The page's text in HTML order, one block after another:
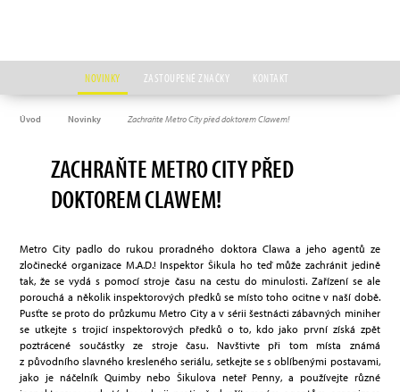
NOVINKY ZASTOUPENÉ ZNAČKY KONTAKT
Úvod Novinky Zachraňte Metro City před doktorem Clawem!
ZACHRAŇTE METRO CITY PŘED
DOKTOREM CLAWEM!
Metro City padlo do rukou proradného doktora Clawa a jeho agentů ze
zločinecké organizace M.A.D.! Inspektor Šikula ho teď může zachránit jedině
tak, že se vydá s pomocí stroje času na cestu do minulosti. Zařízení se ale
porouchá a několik inspektorových předků se místo toho ocitne v naší době.
Pusťte se proto do průzkumu Metro City a v sérii šestnácti zábavných miniher
se utkejte s trojicí inspektorových předků o to, kdo jako první získá zpět
poztrácené součástky ze stroje času. Navštivte při tom místa známá
z původního slavného kresleného seriálu, setkejte se s oblíbenými postavami,
jako je náčelník Quimby nebo Šikulova neteř Penny, a používejte různé